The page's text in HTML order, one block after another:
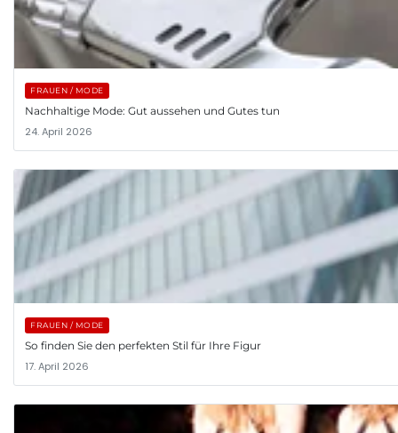
FRAUEN / MODE
Nachhaltige Mode: Gut aussehen und Gutes tun
24. April 2026
FRAUEN / MODE
So finden Sie den perfekten Stil für Ihre Figur
17. April 2026